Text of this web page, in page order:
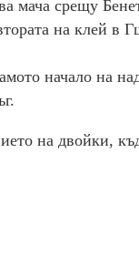
мача срещу
на клей в
начало на
на двойки,